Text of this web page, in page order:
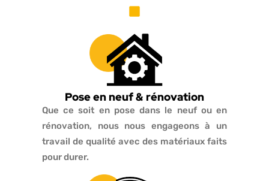
Pose en neuf & rénovation
Que ce soit en pose dans le neuf ou en
rénovation, nous nous engageons à un
travail de qualité avec des matériaux faits
pour durer.